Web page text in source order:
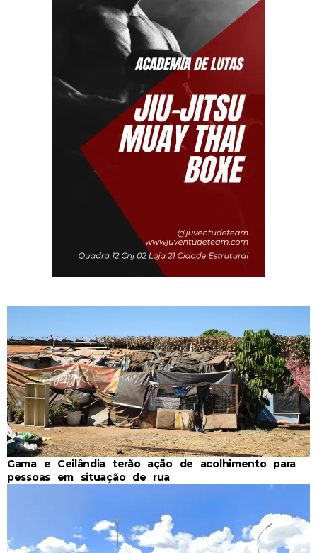
Gama e Ceilândia terão ação de acolhimento para
pessoas em situação de rua